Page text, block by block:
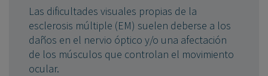
Las dificultades visuales propias de la
esclerosis múltiple (EM) suelen deberse a los
daños en el nervio óptico y/o una afectación
de los músculos que controlan el movimiento
ocular.